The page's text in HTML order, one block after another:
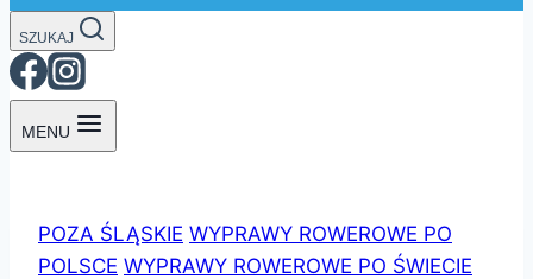
SZUKAJ
MENU
POZA ŚLĄSKIE WYPRAWY ROWEROWE PO
POLSCE WYPRAWY ROWEROWE PO ŚWIECIE